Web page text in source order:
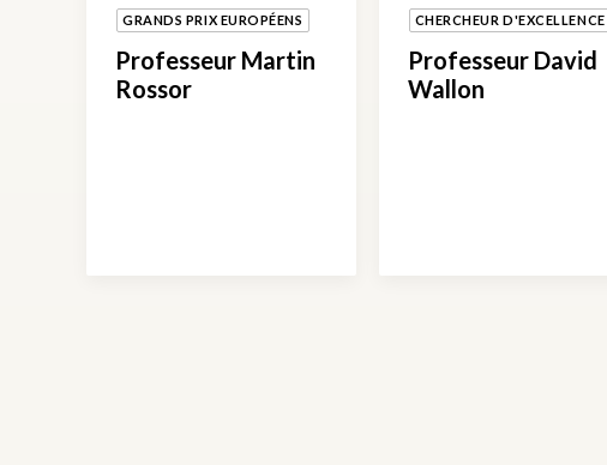
GRANDS PRIX EUROPÉENS
Professeur Martin
Rossor
CHERCHEUR D'EXCELLENCE
Professeur David
Wallon